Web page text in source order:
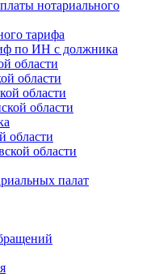
нотариального
тарифа
по ИН с должника
области
области
области
области
области
палат